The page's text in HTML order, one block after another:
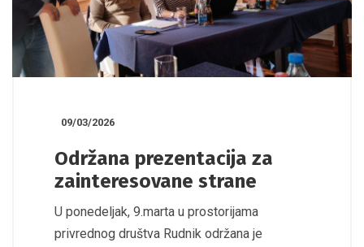
09/03/2026
Održana prezentacija za
zainteresovane strane
U ponedeljak, 9.marta u prostorijama
privrednog društva Rudnik održana je